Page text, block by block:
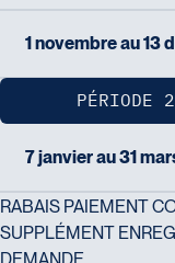
1 novembre au 13
PÉRIODE
7 janvier au 31
RABAIS PAIEMENT
SUPPLÉMENT
Voyages Jean-
2152 Boulevard
104
Brossard
J4W 1L9
Tél :450-671-6654 /
Voyages Paradis
Québec